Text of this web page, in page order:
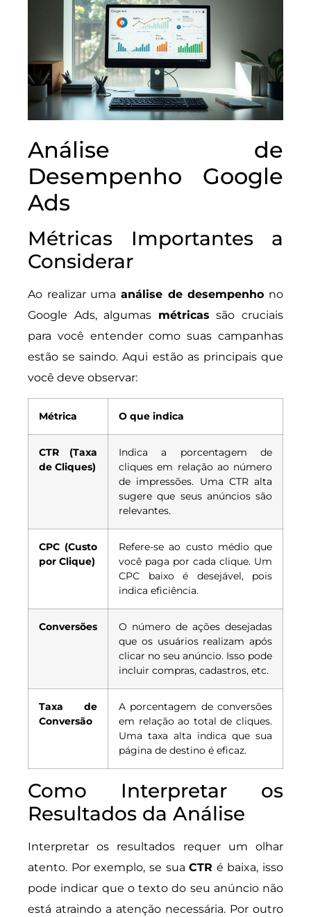
Análise de
Desempenho Google
Ads
Métricas Importantes a
Considerar
Ao realizar uma análise de desempenho no
Google Ads, algumas métricas são cruciais
para você entender como suas campanhas
estão se saindo. Aqui estão as principais que
você deve observar:
Métrica O que indica
CTR (Taxa
de Cliques)
Indica a porcentagem de
cliques em relação ao número
de impressões. Uma CTR alta
sugere que seus anúncios são
relevantes.
CPC (Custo
por Clique)
Refere-se ao custo médio que
você paga por cada clique. Um
CPC baixo é desejável, pois
indica eficiência.
Conversões
O número de ações desejadas
que os usuários realizam após
clicar no seu anúncio. Isso pode
incluir compras, cadastros, etc.
Taxa de
Conversão
A porcentagem de conversões
em relação ao total de cliques.
Uma taxa alta indica que sua
página de destino é eficaz.
Como Interpretar os
Resultados da Análise
Interpretar os resultados requer um olhar
atento. Por exemplo, se suaCTR é baixa, isso
pode indicar que o texto do seu anúncio não
está atraindo a atenção necessária. Por outro